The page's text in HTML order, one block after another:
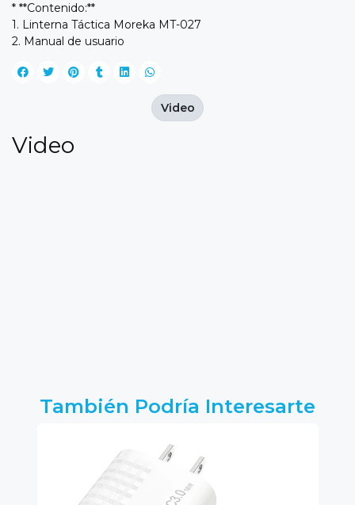
* **Contenido:**
1. Linterna Táctica Moreka MT-027
2. Manual de usuario
Video
Video
También Podría Interesarte